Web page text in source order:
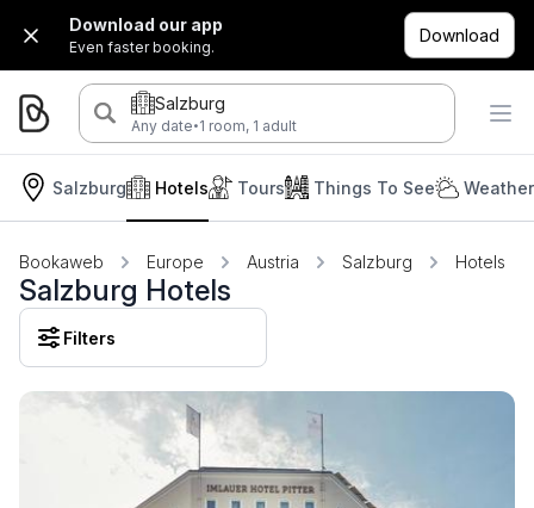
Download our app
Even faster booking.
Download
Salzburg
Any date·1 room, 1 adult
Salzburg Hotels Tours Things To See
Bookaweb Europe Austria Salzburg Hotels
Salzburg Hotels
Filters